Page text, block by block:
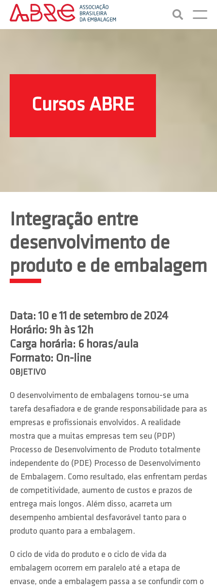
Cursos ABRE
Integração entre
desenvolvimento de
produto e de embalagem
Data: 10 e 11 de setembro de 2024
Horário: 9h às 12h
Carga horária: 6 horas/aula
Formato: On-line
OBJETIVO
O desenvolvimento de embalagens tornou-se uma
tarefa desafiadora e de grande responsabilidade para as
empresas e profissionais envolvidos. A realidade
mostra que a muitas empresas tem seu (PDP)
Processo de Desenvolvimento de Produto totalmente
independente do (PDE) Processo de Desenvolvimento
de Embalagem. Como resultado, elas enfrentam perdas
de competitividade, aumento de custos e prazos de
entrega mais longos. Além disso, acarreta um
desempenho ambiental desfavorável tanto para o
produto quanto para a embalagem.
O ciclo de vida do produto e o ciclo de vida da
embalagem ocorrem em paralelo até a etapa de
envase, onde a embalagem passa a se confundir com o